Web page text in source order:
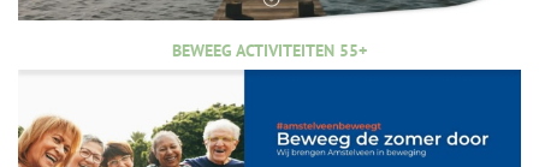
BEWEEG ACTIVITEITEN 55+